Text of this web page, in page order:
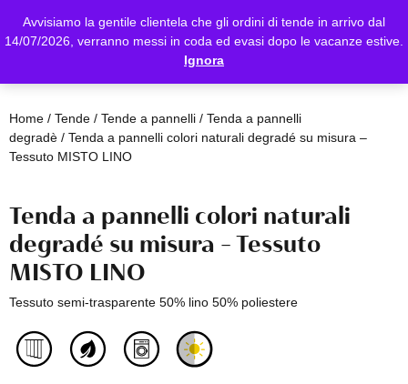
Avvisiamo la gentile clientela che gli ordini di tende in arrivo dal
14/07/2026, verranno messi in coda ed evasi dopo le vacanze estive.
Ignora
Home/ Tende/ Tende a pannelli/ Tenda a pannelli
degradè/ Tenda a pannelli colori naturali degradé su misura –
Tessuto MISTO LINO
Tenda a pannelli colori naturali
degradé su misura – Tessuto
MISTO LINO
Tessuto semi-trasparente 50% lino 50% poliestere